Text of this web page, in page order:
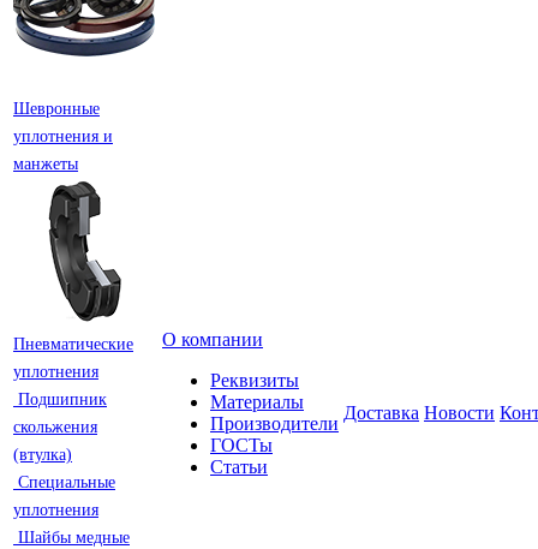
Шевронные
уплотнения и
манжеты
Пневматические
уплотнения
Подшипник
скольжения
(втулка)
Специальные
уплотнения
Шайбы медные
О компании
Реквизиты
Материалы
Производители
ГОСТы
Статьи
Доставка Новости